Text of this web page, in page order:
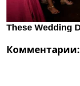
Комментарии: